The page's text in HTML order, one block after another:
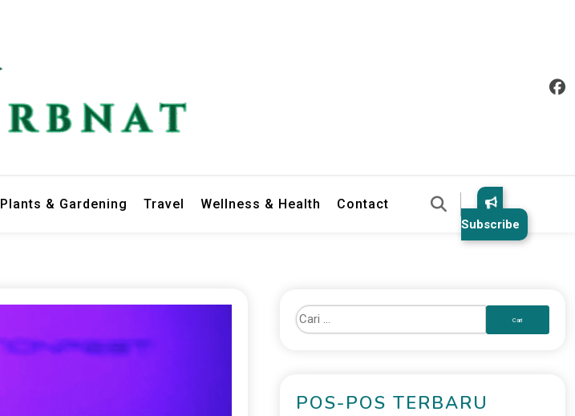
Plants & Gardening Travel Wellness & Health Contact
Subscribe
POS-POS TERBARU